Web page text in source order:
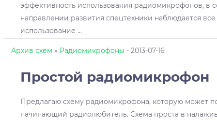
эффективность использования радиомикрофонов, в
направлении развития спецтехники наблюдается
использование ...
Архив схем » Радиомикрофоны - 2013-07-16
Простой радиомикрофон
Предлагаю схему радиомикрофона, которую может
начинающий радиолюбитель. Схема проста в